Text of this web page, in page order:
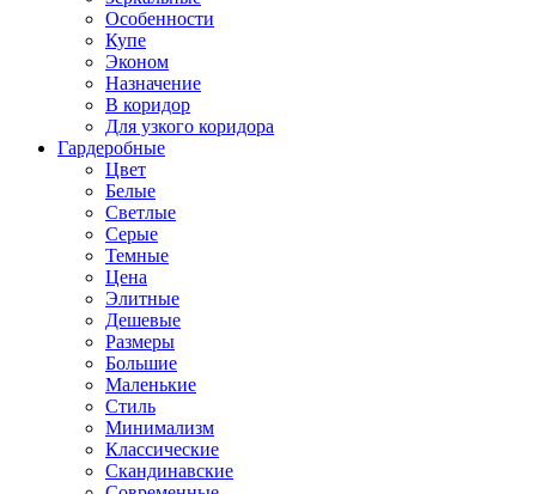
Особенности
Купе
Эконом
Назначение
В коридор
Для узкого коридора
Гардеробные
Цвет
Белые
Светлые
Серые
Темные
Цена
Элитные
Дешевые
Размеры
Большие
Маленькие
Стиль
Минимализм
Классические
Скандинавские